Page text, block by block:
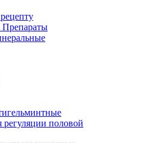
Препараты
регуляции половой